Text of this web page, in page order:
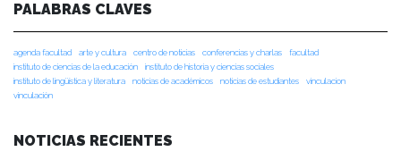
PALABRAS CLAVES
agenda facultad arte y cultura centro de noticias conferencias y charlas
facultad
instituto de ciencias de la educación
instituto de historia y ciencias sociales
instituto de lingüística y literatura
noticias de académicos noticias de estudiantes
vinculacion
vinculación
NOTICIAS RECIENTES